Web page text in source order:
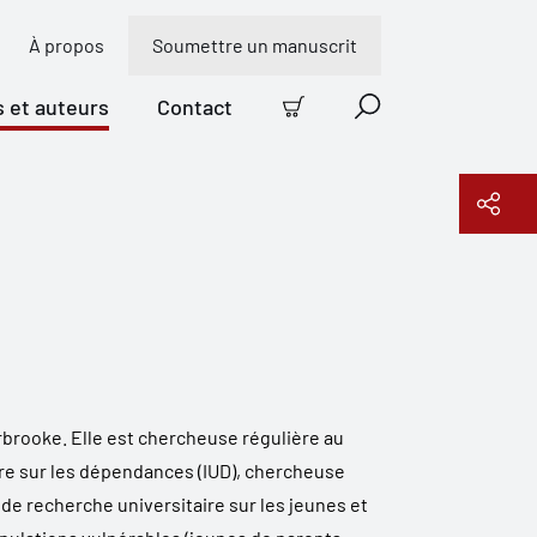
À propos Soumettre un manuscrit
et auteurs Contact
Panier Recherche
Elle est chercheuse régulière au
sur les dépendances (IUD), chercheuse
recherche universitaire sur les jeunes et